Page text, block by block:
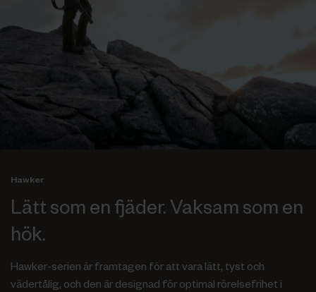
Hawker
Lätt som en fjäder. Vaksam som en
hök.
Hawker-serien är framtagen för att vara lätt, tyst och
vädertålig, och den är designad för optimal rörelsefrihet i